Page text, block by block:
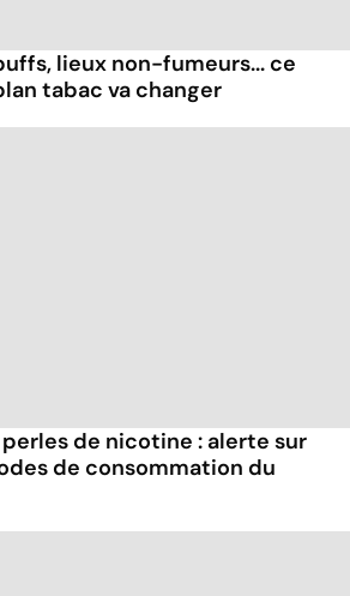
lieux non-fumeurs... ce
tabac va changer
de nicotine : alerte sur
de consommation du